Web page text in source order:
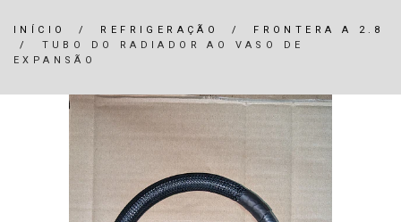
INÍCIO / REFRIGERAÇÃO / FRONTERA A 2.8
/ TUBO DO RADIADOR AO VASO DE
EXPANSÃO